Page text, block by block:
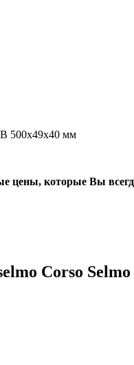
500х49х40 мм
цены, которые Вы
Corso Selmo